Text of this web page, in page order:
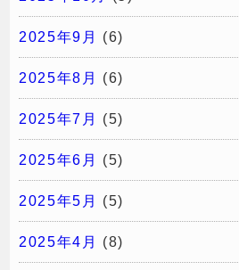
2025年9月 (6)
2025年8月 (6)
2025年7月 (5)
2025年6月 (5)
2025年5月 (5)
2025年4月 (8)